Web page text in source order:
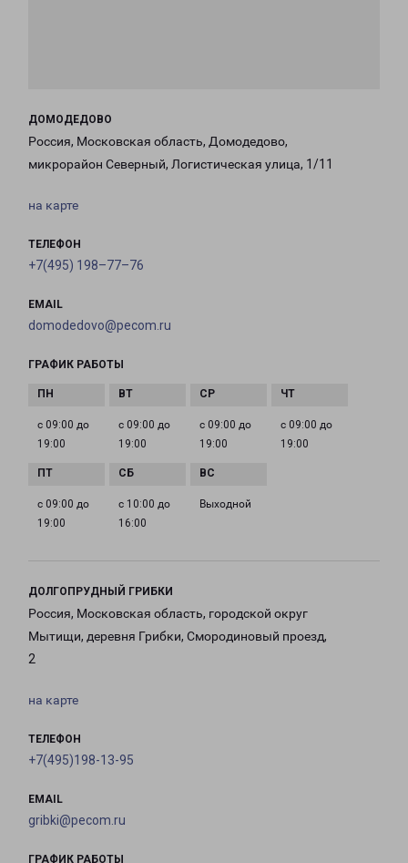
ДОМОДЕДОВО
Россия, Московская область, Домодедово,
микрорайон Северный, Логистическая улица, 1/11
на карте
ТЕЛЕФОН
+7(495) 198–77–76
EMAIL
domodedovo@pecom.ru
ГРАФИК РАБОТЫ
с 09:00 до
19:00
с 09:00 до
19:00
с 09:00 до
19:00
с 09:00 до
19:00
с 09:00 до
19:00
с 10:00 до
16:00
Выходной
ДОЛГОПРУДНЫЙ ГРИБКИ
Россия, Московская область, городской округ
Мытищи, деревня Грибки, Смородиновый проезд,
2
на карте
ТЕЛЕФОН
+7(495)198-13-95
EMAIL
gribki@pecom.ru
ГРАФИК РАБОТЫ